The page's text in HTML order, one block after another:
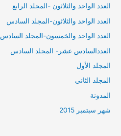
العدد الواحد والثلاثون -المجلد الرابع
العدد الواحد والثلاثون-المجلد السادس
العدد الواحد والخمسون-المجلد السادس
العددالسادس عشر- المجلد السادس
المجلد الأول
المجلد الثاني
المدونة
شهر سبتمبر 2015